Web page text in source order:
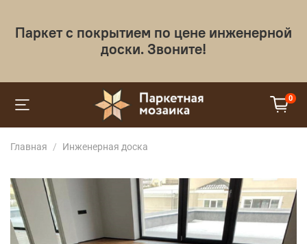
Паркет с покрытием по цене инженерной
доски. Звоните!
0
Главная Инженерная доска